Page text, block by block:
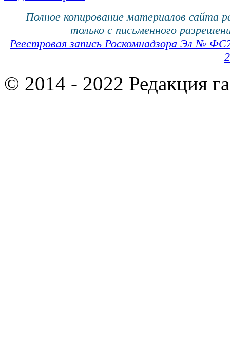
Полное копирование материалов сайта
только с письменного
Реестровая запись Роскомнадзора Эл №
© 2014 - 2022 Редакция